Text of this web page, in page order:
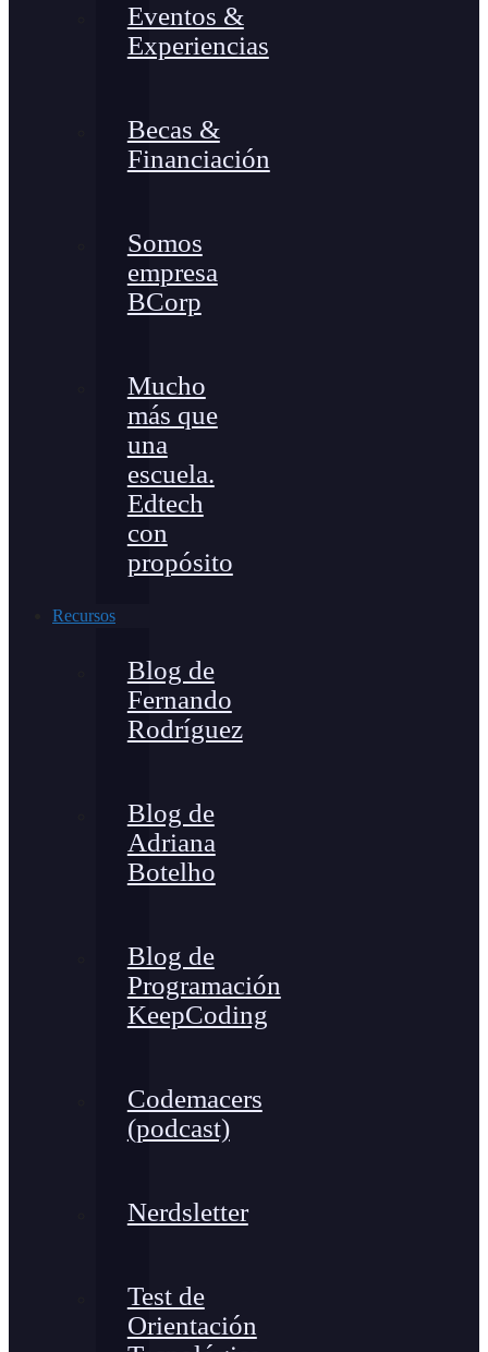
Eventos &
Experiencias
Becas &
Financiación
Somos
empresa
BCorp
Mucho
más que
una
escuela.
Edtech
con
propósito
Recursos
Blog de
Fernando
Rodríguez
Blog de
Adriana
Botelho
Blog de
Programación
KeepCoding
Codemacers
(podcast)
Nerdsletter
Test de
Orientación